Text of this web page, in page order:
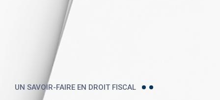
UN SAVOIR-FAIRE EN DROIT FISCAL